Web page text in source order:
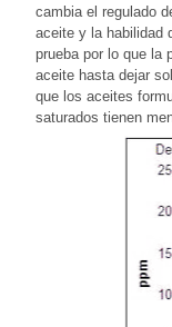
cambia el regulado
aceite y la habilidad
prueba por lo que la
aceite hasta dejar
que los aceites
saturados tienen